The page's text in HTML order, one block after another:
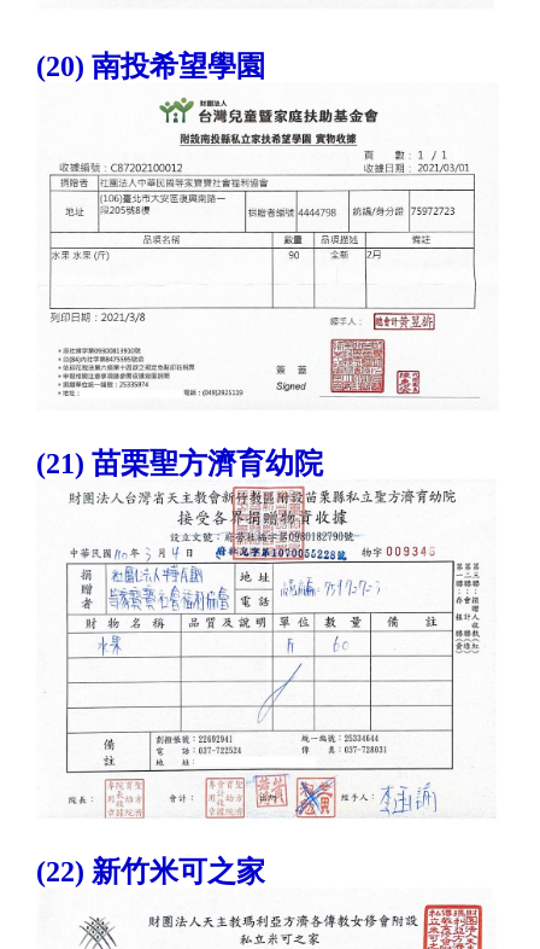
(20) 南投希望學園
(21) 苗栗聖方濟育幼院
(22) 新竹米可之家